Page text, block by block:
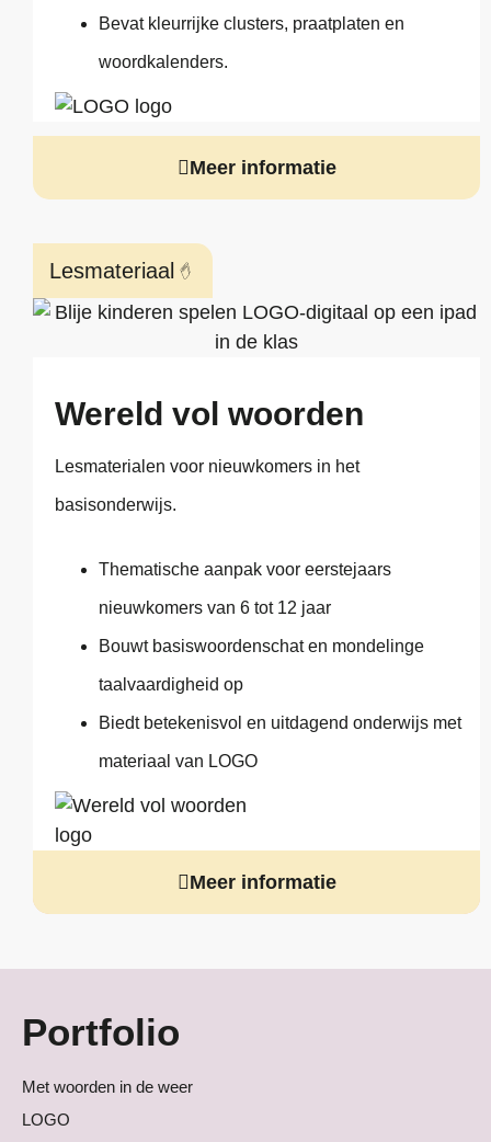
Bevat kleurrijke clusters, praatplaten en
woordkalenders.
Meer informatie
Lesmateriaal
Wereld vol woorden
Lesmaterialen voor nieuwkomers in het
basisonderwijs.
Thematische aanpak voor eerstejaars
nieuwkomers van 6 tot 12 jaar
Bouwt basiswoordenschat en mondelinge
taalvaardigheid op
Biedt betekenisvol en uitdagend onderwijs met
materiaal van LOGO
Meer informatie
Portfolio
Met woorden in de weer
LOGO